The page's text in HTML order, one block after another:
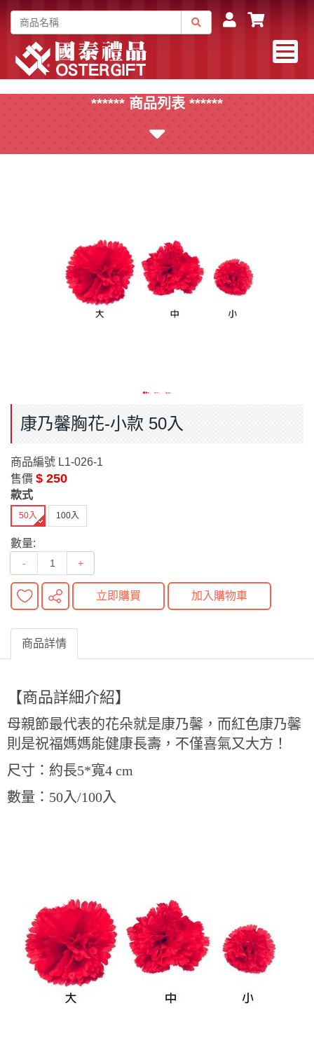
****** 商品列表 ******
康乃馨胸花-小款 50入
商品編號 L1-026-1
售價 $ 250
款式
50入 100入
數量:
- +
立即購買 加入購物車
商品詳情
【商品詳細介紹】
母親節最代表的花朵就是康乃馨，而紅色康乃馨
則是祝福媽媽能健康長壽，不僅喜氣又大方！
尺寸：約長5*寬4 cm
數量：50入/100入